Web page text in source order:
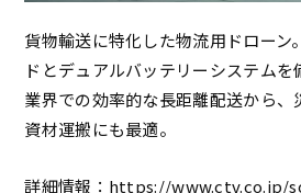
貨物輸送に特化した物流用ドローン
ドとデュアルバッテリーシステム
業界での効率的な長距離配送から、
資材運搬にも最適。
詳細情報： https://www.ctv.co.jp/